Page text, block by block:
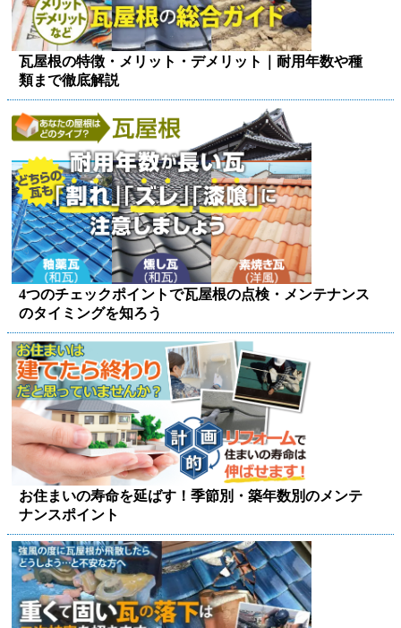
瓦屋根の特徴・メリット・デメリット｜耐用年数や種
類まで徹底解説
4つのチェックポイントで瓦屋根の点検・メンテナンス
のタイミングを知ろう
お住まいの寿命を延ばす！季節別・築年数別のメンテ
ナンスポイント